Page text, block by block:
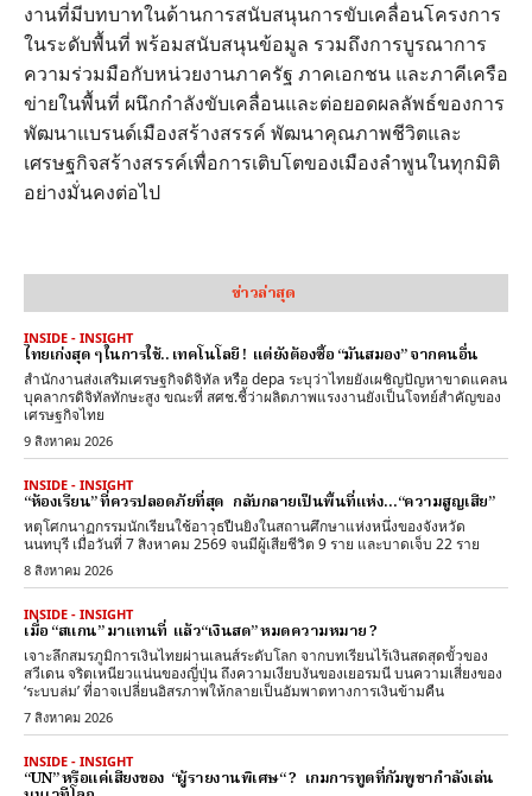
งานที่มีบทบาทในด้านการสนับสนุนการขับเคลื่อนโครงการ
ในระดับพื้นที่ พร้อมสนับสนุนข้อมูล รวมถึงการบูรณาการ
ความร่วมมือกับหน่วยงานภาครัฐ ภาคเอกชน และภาคีเครือ
ข่ายในพื้นที่ ผนึกกำลังขับเคลื่อนและต่อยอดผลลัพธ์ของการ
พัฒนาแบรนด์เมืองสร้างสรรค์ พัฒนาคุณภาพชีวิตและ
เศรษฐกิจสร้างสรรค์เพื่อการเติบโตของเมืองลำพูนในทุกมิติ
อย่างมั่นคงต่อไป
ข่าวล่าสุด
INSIDE - INSIGHT
ไทยเก่งสุด ๆ ในการใช้.. เทคโนโลยี ! แต่ยังต้องซื้อ “มันสมอง” จากคนอื่น
สำนักงานส่งเสริมเศรษฐกิจดิจิทัล หรือ depa ระบุว่าไทยยังเผชิญปัญหาขาดแคลน
บุคลากรดิจิทัลทักษะสูง ขณะที่ สศช.ชี้ว่าผลิตภาพแรงงานยังเป็นโจทย์สำคัญของ
เศรษฐกิจไทย
9 สิงหาคม 2026
INSIDE - INSIGHT
“ห้องเรียน” ที่ควรปลอดภัยที่สุด กลับกลายเป็นพื้นที่แห่ง…“ความสูญเสีย”
หตุโศกนาฏกรรมนักเรียนใช้อาวุธปืนยิงในสถานศึกษาแห่งหนึ่งของจังหวัด
นนทบุรี เมื่อวันที่ 7 สิงหาคม 2569 จนมีผู้เสียชีวิต 9 ราย และบาดเจ็บ 22 ราย
8 สิงหาคม 2026
INSIDE - INSIGHT
เมื่อ “สแกน” มาแทนที่ แล้ว“เงินสด” หมดความหมาย ?
เจาะลึกสมรภูมิการเงินไทยผ่านเลนส์ระดับโลก จากบทเรียนไร้เงินสดสุดขั้วของ
สวีเดน จริตเหนียวแน่นของญี่ปุ่น ถึงความเงียบงันของเยอรมนี บนความเสี่ยงของ
‘ระบบล่ม’ ที่อาจเปลี่ยนอิสรภาพให้กลายเป็นอัมพาตทางการเงินข้ามคืน
7 สิงหาคม 2026
INSIDE - INSIGHT
“UN” หรือแค่เสียงของ “ผู้รายงานพิเศษ“ ? เกมการทูตที่กัมพูชากำลังเล่น